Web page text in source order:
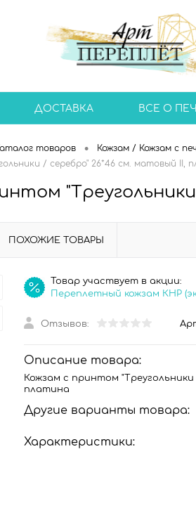
ДОСТАВКА ВСЕ О
товаров • Кожзам / Кожзам с
/ серебро" 26*46 см. матовый II,
ПОХОЖИЕ ТОВАРЫ
Товар участвует в акции:
Переплетный кожзам КНР
Отзывов:
Описание товара:
Кожзам с принтом
платина
Другие варианты товара:
Характеристики: